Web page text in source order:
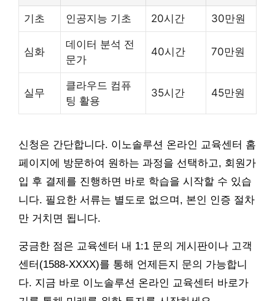
기초 인공지능 기초 20시간 30만원
심화
데이터 분석 전
문가
40시간 70만원
실무
클라우드 컴퓨
팅 활용
35시간 45만원
신청은 간단합니다. 이노솔루션 온라인 교육센터 홈
페이지에 방문하여 원하는 과정을 선택하고, 회원가
입 후 결제를 진행하면 바로 학습을 시작할 수 있습
니다. 필요한 서류는 별도로 없으며, 본인 인증 절차
만 거치면 됩니다.
궁금한 점은 교육센터 내 1:1 문의 게시판이나 고객
센터(1588-XXXX)를 통해 언제든지 문의 가능합니
다. 지금 바로 이노솔루션 온라인 교육센터 바로가